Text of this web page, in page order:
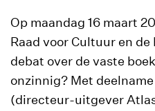
Op maandag 16 maart
Raad voor Cultuur en
debat over de vaste
onzinnig? Met
(directeur-uitgever